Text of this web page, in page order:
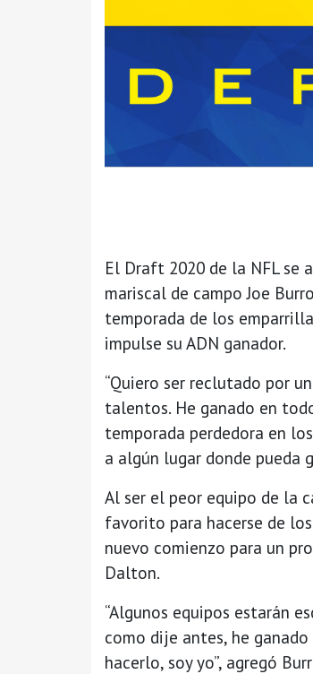
El Draft 2020 de la NFL se
mariscal de campo Joe
temporada de los
impulse su ADN ganador.
“Quiero ser reclutado por
talentos. He ganado en
temporada perdedora en
a algún lugar donde pueda
Al ser el peor equipo de la
favorito para hacerse de
nuevo comienzo para un
Dalton.
“Algunos equipos estarán
como dije antes, he
hacerlo, soy yo”, agregó